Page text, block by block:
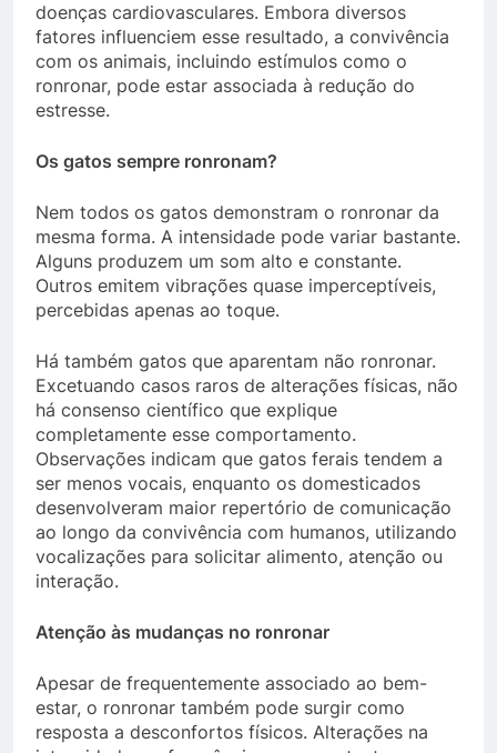
doenças cardiovasculares. Embora diversos
fatores influenciem esse resultado, a convivência
com os animais, incluindo estímulos como o
ronronar, pode estar associada à redução do
estresse.
Os gatos sempre ronronam?
Nem todos os gatos demonstram o ronronar da
mesma forma. A intensidade pode variar bastante.
Alguns produzem um som alto e constante.
Outros emitem vibrações quase imperceptíveis,
percebidas apenas ao toque.
Há também gatos que aparentam não ronronar.
Excetuando casos raros de alterações físicas, não
há consenso científico que explique
completamente esse comportamento.
Observações indicam que gatos ferais tendem a
ser menos vocais, enquanto os domesticados
desenvolveram maior repertório de comunicação
ao longo da convivência com humanos, utilizando
vocalizações para solicitar alimento, atenção ou
interação.
Atenção às mudanças no ronronar
Apesar de frequentemente associado ao bem-
estar, o ronronar também pode surgir como
resposta a desconfortos físicos. Alterações na